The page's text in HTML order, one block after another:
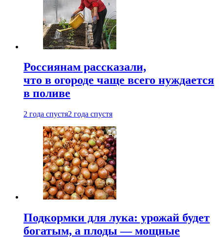
Россиянам рассказали,
что в огороде чаще всего нуждается
в поливе
2 года спустя2 года спустя
Подкормки для лука: урожай будет
богатым, а плоды — мощные